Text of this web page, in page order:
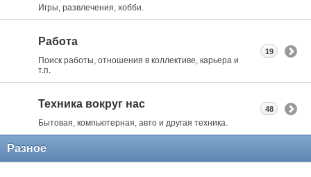
Игры, развлечения, хобби.
Работа
Поиск работы, отношения в коллективе, карьера и
т.п.
19
Техника вокруг нас
Бытовая, компьютерная, авто и другая техника.
48
Разное